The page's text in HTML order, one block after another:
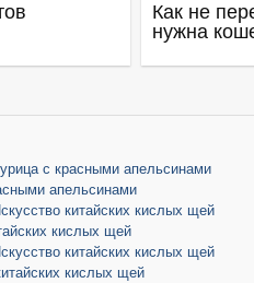
Как не
нужна
с красными апельсинами
апельсинами
китайских кислых щей
кислых щей
китайских кислых щей
кислых щей